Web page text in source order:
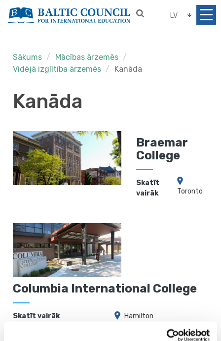
LV
Sākums
Mācības ārzemēs
Vidējā izglītība ārzemēs
Kanāda
Kanāda
Braemar
College
Skatīt
vairāk
Toronto
Columbia International College
Skatīt vairāk Hamilton